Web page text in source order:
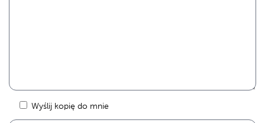
Wyślij kopię do mnie